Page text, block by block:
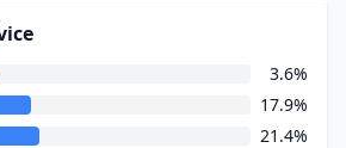
3.6%
17.9%
21.4%